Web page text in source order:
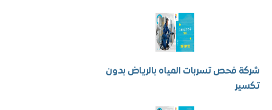
فحص تسربات المياه بالرياض بدون